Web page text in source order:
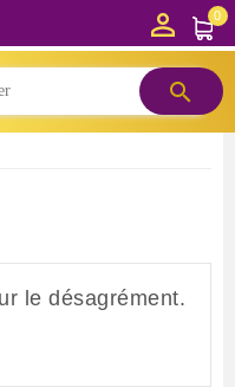
0


le désagrément.